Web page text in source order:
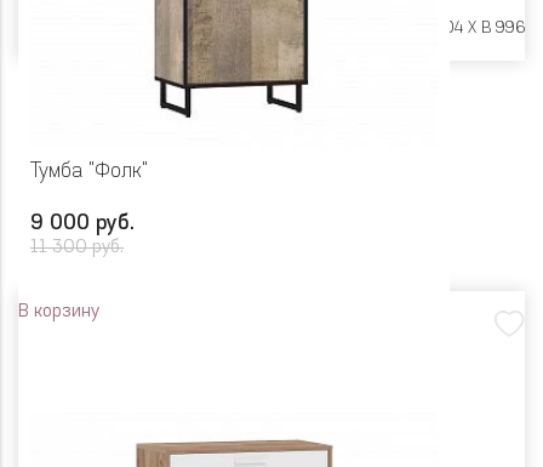
Ш 1500 X Г 404 X В 996
Тумба "Фолк"
9 000 руб.
11 300 руб.
В корзину